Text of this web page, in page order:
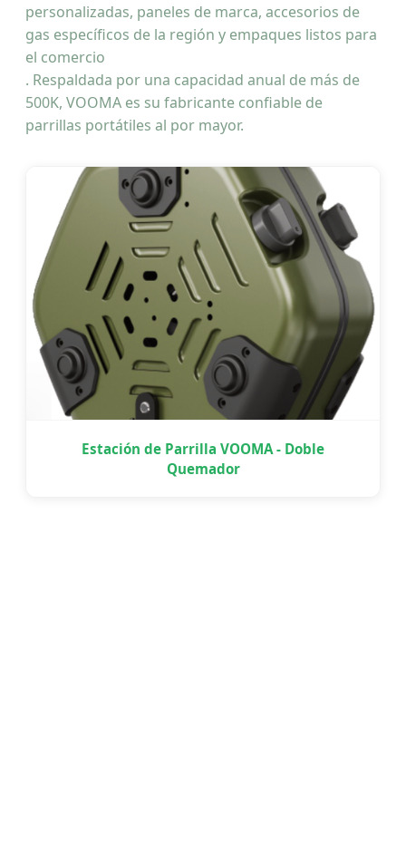
personalizadas, paneles de marca, accesorios de
gas específicos de la región y empaques listos para
el comercio
. Respaldada por una capacidad anual de más de
500K, VOOMA es su fabricante confiable de
parrillas portátiles al por mayor.
Estación de Parrilla VOOMA - Doble
Quemador